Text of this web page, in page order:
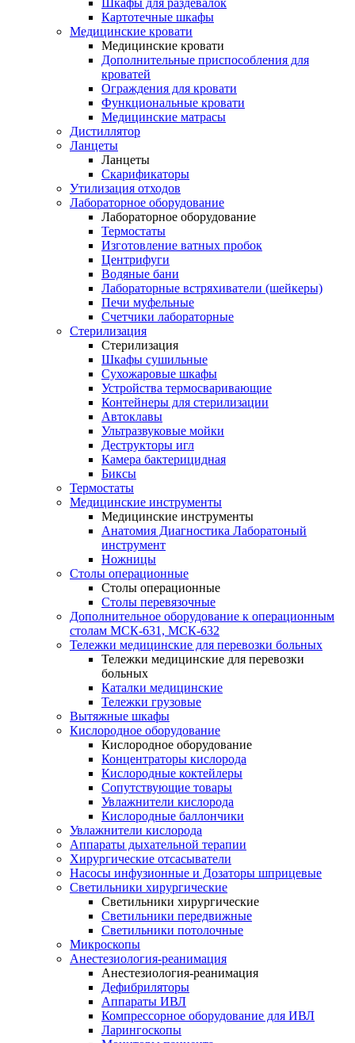
Шкафы для раздевалок
Картотечные шкафы
Медицинские кровати
Медицинские кровати
Дополнительные приспособления для
кроватей
Ограждения для кровати
Функциональные кровати
Медицинские матрасы
Дистиллятор
Ланцеты
Ланцеты
Скарификаторы
Утилизация отходов
Лабораторное оборудование
Лабораторное оборудование
Термостаты
Изготовление ватных пробок
Центрифуги
Водяные бани
Лабораторные встряхиватели (шейкеры)
Печи муфельные
Счетчики лабораторные
Стерилизация
Стерилизация
Шкафы сушильные
Сухожаровые шкафы
Устройства термосваривающие
Контейнеры для стерилизации
Автоклавы
Ультразвуковые мойки
Деструкторы игл
Камера бактерицидная
Биксы
Термостаты
Медицинские инструменты
Медицинские инструменты
Анатомия Диагностика Лаборатоный
инструмент
Ножницы
Столы операционные
Столы операционные
Столы перевязочные
Дополнительное оборудование к операционным
столам МСК-631, МСК-632
Тележки медицинские для перевозки больных
Тележки медицинские для перевозки
больных
Каталки медицинские
Тележки грузовые
Вытяжные шкафы
Кислородное оборудование
Кислородное оборудование
Концентраторы кислорода
Кислородные коктейлеры
Сопутствующие товары
Увлажнители кислорода
Кислородные баллончики
Увлажнители кислорода
Аппараты дыхательной терапии
Хирургические отсасыватели
Насосы инфузионные и Дозаторы шприцевые
Светильники хирургические
Светильники хирургические
Светильники передвижные
Светильники потолочные
Микроскопы
Анестезиология-реанимация
Анестезиология-реанимация
Дефибриляторы
Аппараты ИВЛ
Компрессорное оборудование для ИВЛ
Ларингоскопы